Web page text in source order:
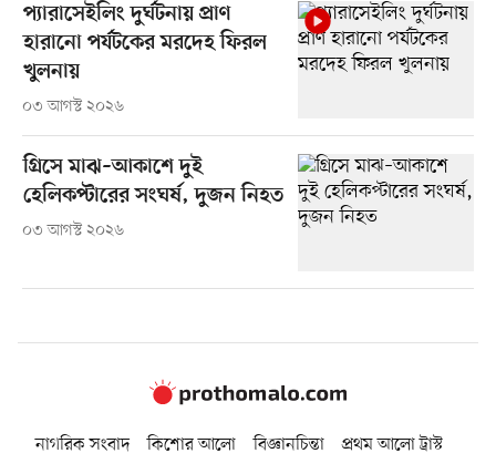
প্যারাসেইলিং দুর্ঘটনায় প্রাণ
হারানো পর্যটকের মরদেহ ফিরল
খুলনায়
০৩ আগস্ট ২০২৬
গ্রিসে মাঝ–আকাশে দুই
হেলিকপ্টারের সংঘর্ষ, দুজন নিহত
০৩ আগস্ট ২০২৬
নাগরিক সংবাদ কিশোর আলো বিজ্ঞানচিন্তা
প্রথম আলো ট্রাস্ট